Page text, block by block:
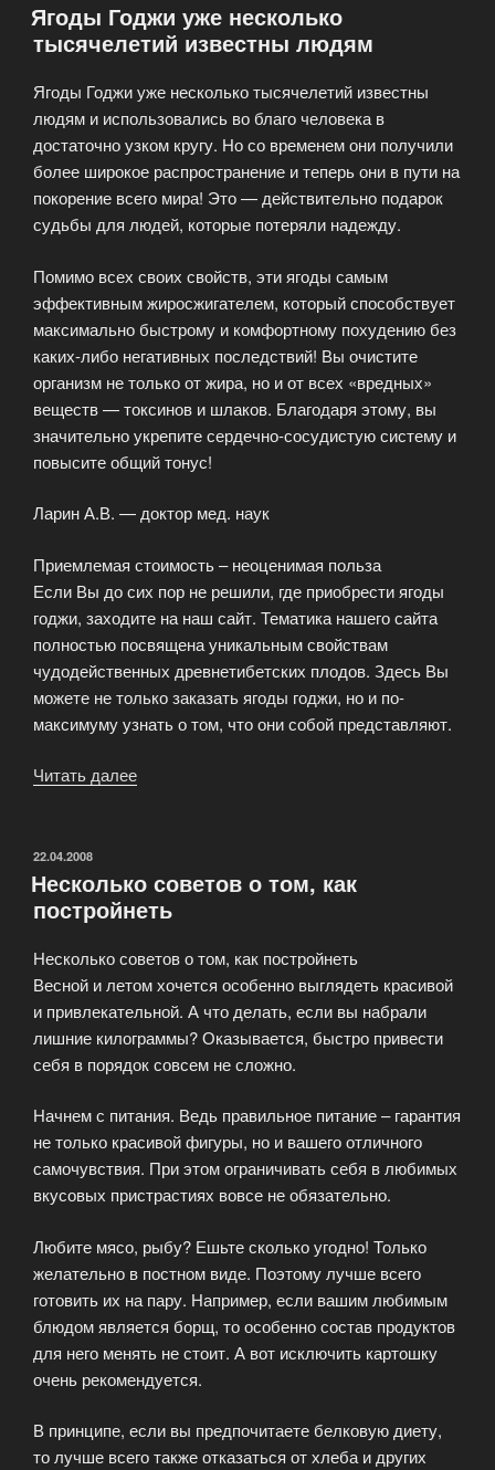
Ягоды Годжи уже несколько
тысячелетий известны людям
Ягоды Годжи уже несколько тысячелетий известны
людям и использовались во благо человека в
достаточно узком кругу. Но со временем они получили
более широкое распространение и теперь они в пути на
покорение всего мира! Это — действительно подарок
судьбы для людей, которые потеряли надежду.
Помимо всех своих свойств, эти ягоды самым
эффективным жиросжигателем, который способствует
максимально быстрому и комфортному похудению без
каких-либо негативных последствий! Вы очистите
организм не только от жира, но и от всех «вредных»
веществ — токсинов и шлаков. Благодаря этому, вы
значительно укрепите сердечно-сосудистую систему и
повысите общий тонус!
Ларин А.В. — доктор мед. наук
Приемлемая стоимость – неоценимая польза
Если Вы до сих пор не решили, где приобрести ягоды
годжи, заходите на наш сайт. Тематика нашего сайта
полностью посвящена уникальным свойствам
чудодейственных древнетибетских плодов. Здесь Вы
можете не только заказать ягоды годжи, но и по-
максимуму узнать о том, что они собой представляют.
Читать далее
тысячелетий
известны
ОПУБЛИКОВАНО
22.04.2008
Несколько советов о том, как
постройнеть
Несколько советов о том, как постройнеть
Весной и летом хочется особенно выглядеть красивой
и привлекательной. А что делать, если вы набрали
лишние килограммы? Оказывается, быстро привести
себя в порядок совсем не сложно.
Начнем с питания. Ведь правильное питание – гарантия
не только красивой фигуры, но и вашего отличного
самочувствия. При этом ограничивать себя в любимых
вкусовых пристрастиях вовсе не обязательно.
Любите мясо, рыбу? Ешьте сколько угодно! Только
желательно в постном виде. Поэтому лучше всего
готовить их на пару. Например, если вашим любимым
блюдом является борщ, то особенно состав продуктов
для него менять не стоит. А вот исключить картошку
очень рекомендуется.
В принципе, если вы предпочитаете белковую диету,
то лучше всего также отказаться от хлеба и других